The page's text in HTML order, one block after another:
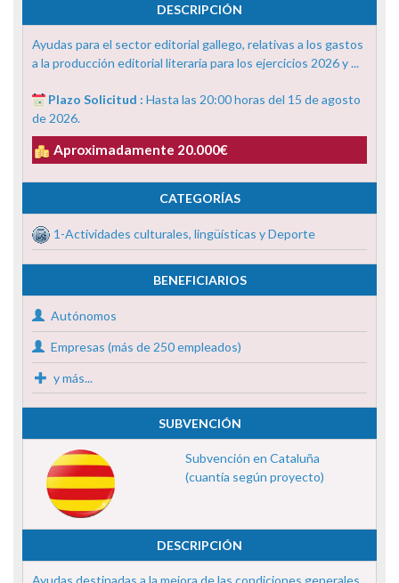
DESCRIPCIÓN
Ayudas para el sector editorial gallego, relativas a los gastos
a la producción editorial literaria para los ejercicios 2026 y ...
Plazo Solicitud : Hasta las 20:00 horas del 15 de agosto
de 2026.
Aproximadamente 20.000€
CATEGORÍAS
1-Actividades culturales, lingüísticas y Deporte
BENEFICIARIOS
Autónomos
Empresas (más de 250 empleados)
y más...
SUBVENCIÓN
Subvención en Cataluña
(cuantía según proyecto)
DESCRIPCIÓN
Ayudas destinadas a la mejora de las condiciones generales